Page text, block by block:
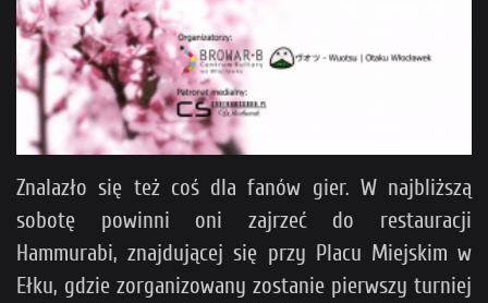
Znalazło się też coś dla fanów gier. W najbliższą
sobotę powinni oni zajrzeć do restauracji
Hammurabi, znajdującej się przy Placu Miejskim w
Ełku, gdzie zorganizowany zostanie pierwszy turniej